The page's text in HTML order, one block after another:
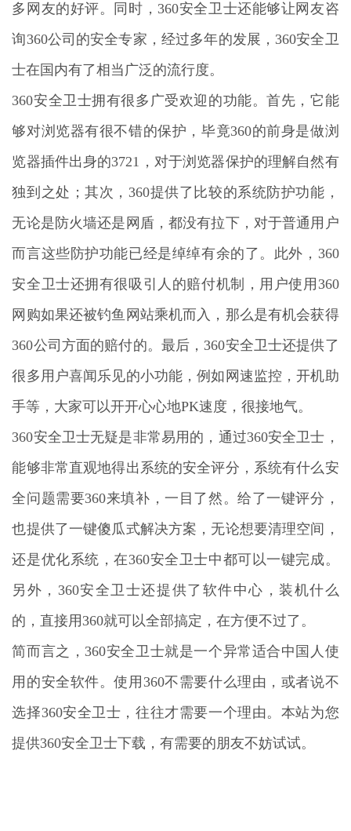
多网友的好评。同时，360安全卫士还能够让网友咨
询360公司的安全专家，经过多年的发展，360安全卫
士在国内有了相当广泛的流行度。
360安全卫士拥有很多广受欢迎的功能。首先，它能
够对浏览器有很不错的保护，毕竟360的前身是做浏
览器插件出身的3721，对于浏览器保护的理解自然有
独到之处；其次，360提供了比较的系统防护功能，
无论是防火墙还是网盾，都没有拉下，对于普通用户
而言这些防护功能已经是绰绰有余的了。此外，360
安全卫士还拥有很吸引人的赔付机制，用户使用360
网购如果还被钓鱼网站乘机而入，那么是有机会获得
360公司方面的赔付的。最后，360安全卫士还提供了
很多用户喜闻乐见的小功能，例如网速监控，开机助
手等，大家可以开开心心地PK速度，很接地气。
360安全卫士无疑是非常易用的，通过360安全卫士，
能够非常直观地得出系统的安全评分，系统有什么安
全问题需要360来填补，一目了然。给了一键评分，
也提供了一键傻瓜式解决方案，无论想要清理空间，
还是优化系统，在360安全卫士中都可以一键完成。
另外，360安全卫士还提供了软件中心，装机什么
的，直接用360就可以全部搞定，在方便不过了。
简而言之，360安全卫士就是一个异常适合中国人使
用的安全软件。使用360不需要什么理由，或者说不
选择360安全卫士，往往才需要一个理由。本站为您
提供360安全卫士下载，有需要的朋友不妨试试。